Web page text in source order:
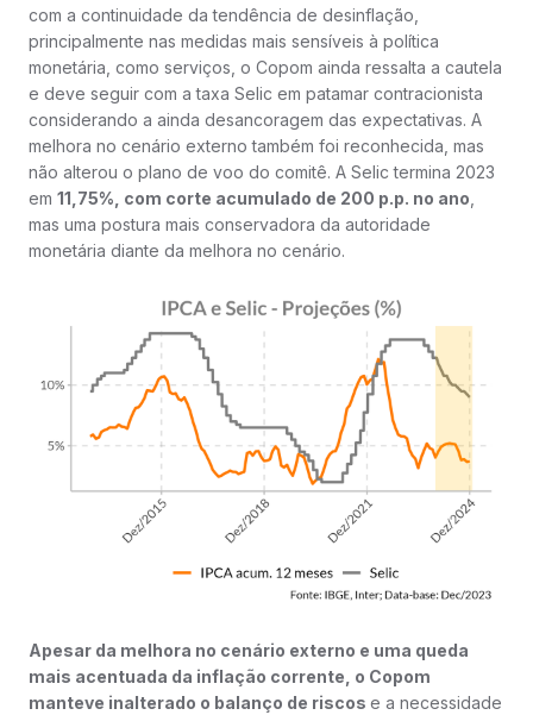
com a continuidade da tendência de desinflação,
principalmente nas medidas mais sensíveis à política
monetária, como serviços, o Copom ainda ressalta a cautela
e deve seguir com a taxa Selic em patamar contracionista
considerando a ainda desancoragem das expectativas. A
melhora no cenário externo também foi reconhecida, mas
não alterou o plano de voo do comitê. A Selic termina 2023
em 11,75%, com corte acumulado de 200 p.p. no ano
mas uma postura mais conservadora da autoridade
monetária diante da melhora no cenário.
Apesar da melhora no cenário externo e uma queda
mais acentuada da inflação corrente, o Copom
manteve inalterado o balanço de riscos e a necessidade